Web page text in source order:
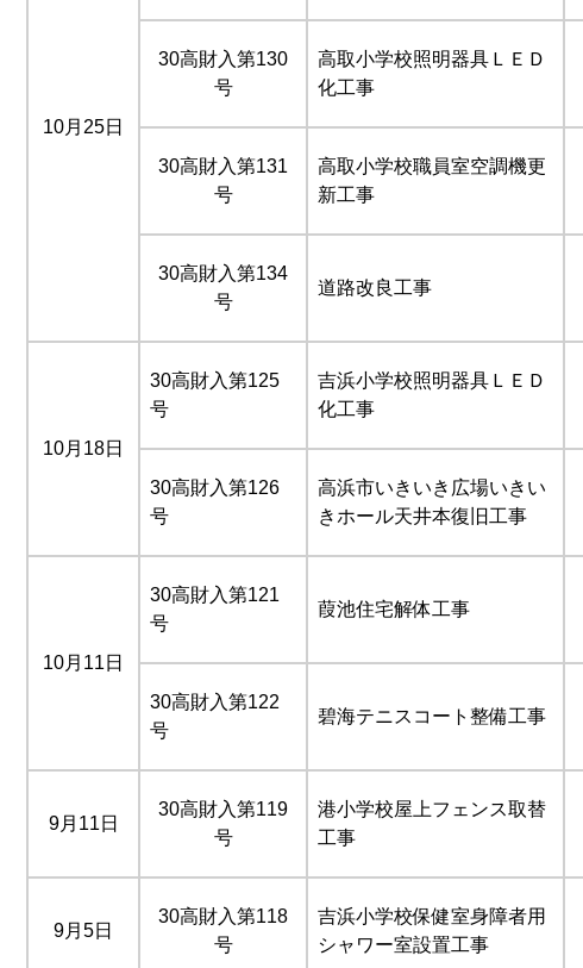
10月25日
30高財入第130
号
高取小学校照明器具ＬＥＤ
化工事
30高財入第131
号
高取小学校職員室空調機更
新工事
30高財入第134
号
道路改良工事
10月18日
30高財入第125
号
吉浜小学校照明器具ＬＥＤ
化工事
30高財入第126
号
高浜市いきいき広場いきい
きホール天井本復旧工事
10月11日
30高財入第121
号
葭池住宅解体工事
30高財入第122
号
碧海テニスコート整備工事
9月11日
30高財入第119
号
港小学校屋上フェンス取替
工事
9月5日
30高財入第118
号
吉浜小学校保健室身障者用
シャワー室設置工事